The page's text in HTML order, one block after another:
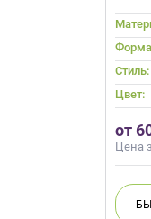
Стиль:
Цвет:
от
Цена